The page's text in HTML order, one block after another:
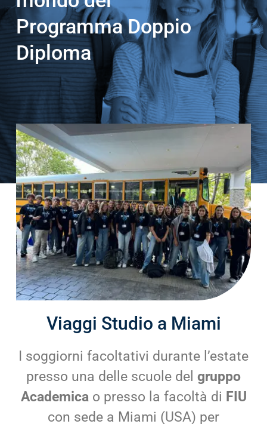
Studiare in America
Contattaci
Cerca
per:
Programma Doppio
Diploma
Viaggi Studio a Miami
I soggiorni facoltativi durante l’estate
presso una delle scuole del gruppo
Academicao presso la facoltà di FIU
con sede a Miami (USA) per